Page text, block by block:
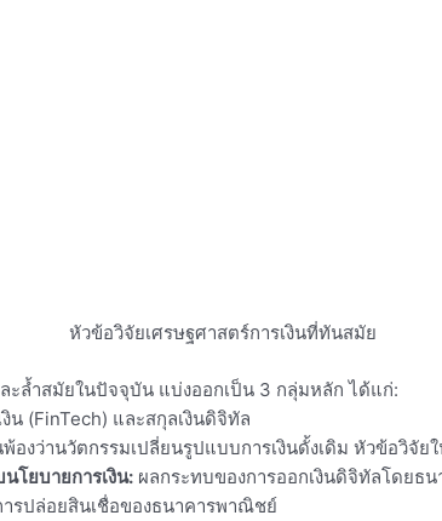
หัวข้อวิจัยเศรษฐศาสตร์การเงินที่ทันสมัย
ะล้ำสมัยในปัจจุบัน แบ่งออกเป็น 3 กลุ่มหลัก ได้แก่:
งิน (FinTech) และสกุลเงินดิจิทัล
องว่านวัตกรรมเปลี่ยนรูปแบบการเงินดั้งเดิม หัวข้อวิจัย
โยบายการเงิน:ผลกระทบของการออกเงินดิจิทัลโดยธน
ารปล่อยสินเชื่อของธนาคารพาณิชย์